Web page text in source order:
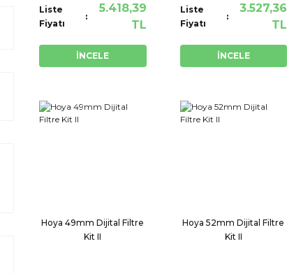
Liste
Fiyatı
5.418,39
TL
İNCELE
Liste
Fiyatı
3.527,36
TL
İNCELE
Hoya 49mm Dijital Filtre
Kit II
Hoya 52mm Dijital Filtre
Kit II